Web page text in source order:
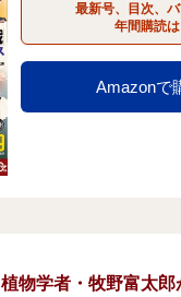
最新号、目次、
年間購読
Amazonで
植物学者・牧野富太